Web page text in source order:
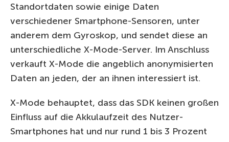
Standortdaten sowie einige Daten
verschiedener Smartphone-Sensoren, unter
anderem dem Gyroskop, und sendet diese an
unterschiedliche X-Mode-Server. Im Anschluss
verkauft X-Mode die angeblich anonymisierten
Daten an jeden, der an ihnen interessiert ist.
X-Mode behauptet, dass das SDK keinen großen
Einfluss auf die Akkulaufzeit des Nutzer-
Smartphones hat und nur rund 1 bis 3 Prozent